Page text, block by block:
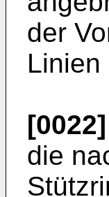
der
[0022]
die